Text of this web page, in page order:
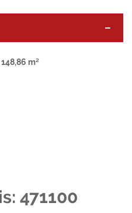
148,86 m²
471100